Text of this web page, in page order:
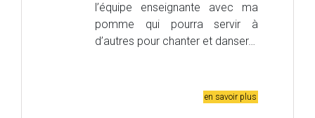
l’équipe enseignante avec ma
pomme qui pourra servir à
d’autres pour chanter et danser…
en savoir plus